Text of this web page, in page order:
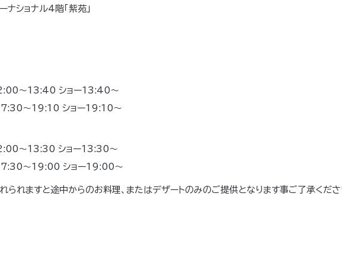
ナショナル4階「紫苑」
～13:40 ショー13:40～
～19:10 ショー19:10～
～13:30 ショー13:30～
～19:00 ショー19:00～
れますと途中からのお料理、またはデザートのみのご提供となります事ご了承くださ